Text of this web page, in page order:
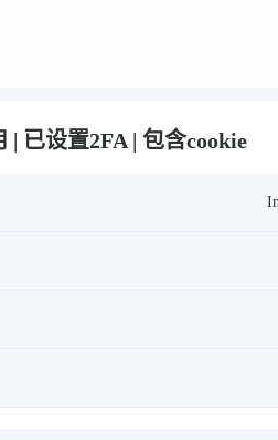
已设置2FA | 包含cookie